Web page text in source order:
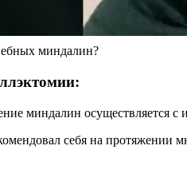
миндалин?
миндалин осуществляется
себя на протяжении